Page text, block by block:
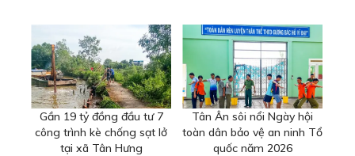
Gần 19 tỷ đồng đầu tư 7
công trình kè chống sạt lở
tại xã Tân Hưng
Tân Ân sôi nổi Ngày hội
toàn dân bảo vệ an ninh Tổ
quốc năm 2026